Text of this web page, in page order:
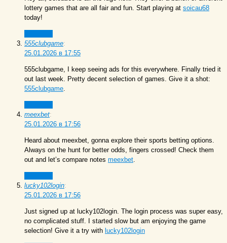
lottery games that are all fair and fun. Start playing at soicau68
today!
555clubgame:
25.01.2026 в 17:55
555clubgame, I keep seeing ads for this everywhere. Finally tried it
out last week. Pretty decent selection of games. Give it a shot:
555clubgame
meexbet:
25.01.2026 в 17:56
Heard about meexbet, gonna explore their sports betting options.
Always on the hunt for better odds, fingers crossed! Check them
out and let’s compare notes meexbet
lucky102login:
25.01.2026 в 17:56
Just signed up at lucky102login. The login process was super easy,
no complicated stuff. I started slow but am enjoying the game
selection! Give it a try with lucky102login